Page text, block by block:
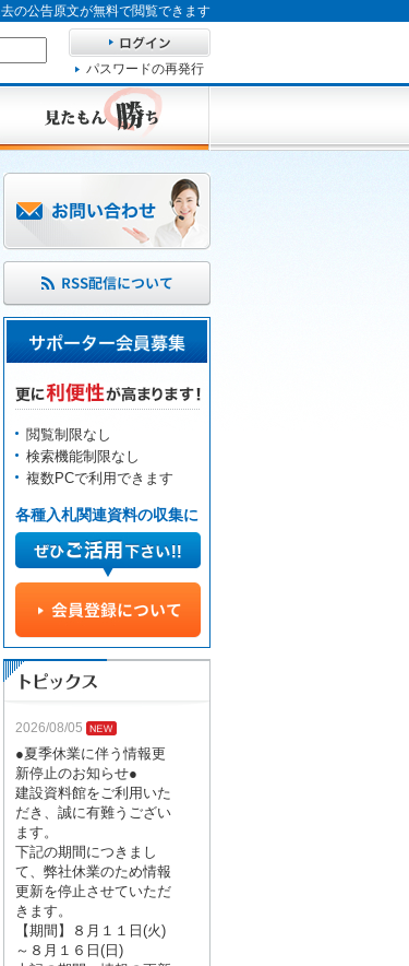
の公告原文が無料で閲覧できます
パスワードの再発行
閲覧制限なし
検索機能制限なし
複数PCで利用できます
各種入札関連資料の収集に
2026/08/05
●夏季休業に伴う情報更
新停止のお知らせ●
建設資料館をご利用いた
だき、誠に有難うござい
ます。
下記の期間につきまし
て、弊社休業のため情報
更新を停止させていただ
きます。
【期間】８月１１日(火)
～８月１６日(日)